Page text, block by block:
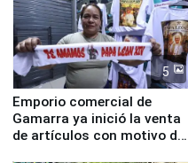
5
Emporio comercial de
Gamarra ya inició la venta
de artículos con motivo de